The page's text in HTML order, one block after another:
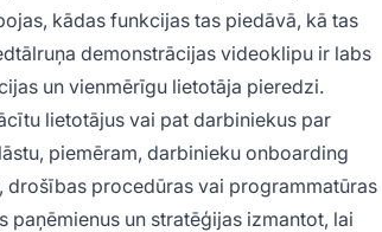
kādas funkcijas tas piedāvā, kā tas
demonstrācijas videoklipu ir labs
un vienmērīgu lietotāja pieredzi.
lietotājus vai pat darbiniekus par
piemēram, darbinieku onboarding
drošības procedūras vai programmatūras
un stratēģijas izmantot, lai